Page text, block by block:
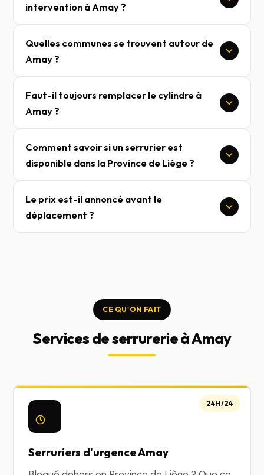
intervention à Amay ?
Quelles communes se trouvent autour de
Amay ?
Faut-il toujours remplacer le cylindre à
Amay ?
Comment savoir si un serrurier est
disponible dans la Province de Liège ?
Le prix est-il annoncé avant le
déplacement ?
CE QU'ON FAIT
Services de serrurerie à Amay
Serruriers d'urgence Amay
24H/24